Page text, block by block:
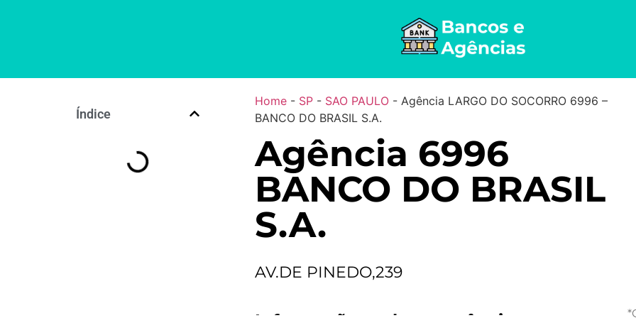
Índice
Home- SP- SAO PAULO- Agência LARGO DO SOCORRO 6996 –
BANCO DO BRASIL S.A.
Agência 6996
BANCO DO BRASIL
S.A.
AV.DE PINEDO,239